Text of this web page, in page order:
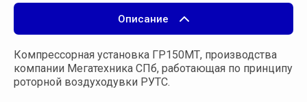
Описание
Компрессорная установка ГР150МТ, производства
компании Мегатехника СПб, работающая по принципу
роторной воздуходувки РУТС.